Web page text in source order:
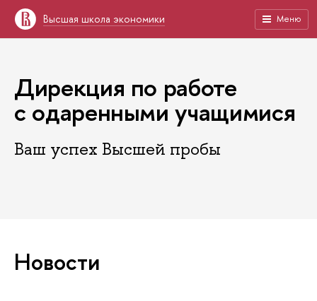
Высшая школа экономики Меню
Дирекция по работе
с одаренными учащимися
Ваш успех Высшей пробы
Новости